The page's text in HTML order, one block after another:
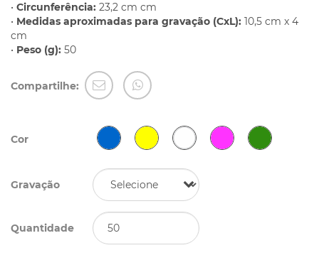
• Circunferência: 23,2 cm cm
• Medidas aproximadas para gravação (CxL): 10,5 cm x 4
cm
• Peso (g): 50
Compartilhe:
Cor
Gravação
Quantidade